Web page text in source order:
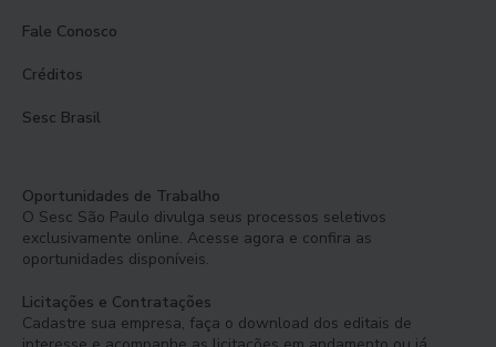
Fale Conosco
Créditos
Sesc Brasil
Oportunidades de Trabalho
O Sesc São Paulo divulga seus processos seletivos
exclusivamente online. Acesse agora e confira as
oportunidades disponíveis.
Licitações e Contratações
Cadastre sua empresa, faça o download dos editais de